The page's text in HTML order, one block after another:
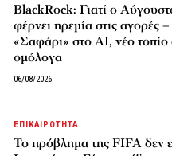
BlackRock: Γιατί ο
φέρνει ηρεμία στις αγορές –
«Σαφάρι» στο AI, νέο τοπίο
ομόλογα
06/08/2026
ΕΠΙΚΑΙΡΟΤΗΤΑ
Το πρόβλημα της FIFA δεν